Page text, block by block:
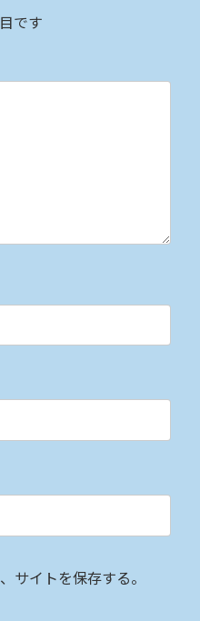
です
サイトを保存する。